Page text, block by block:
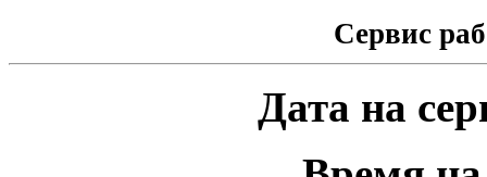
Сервис
Дата на